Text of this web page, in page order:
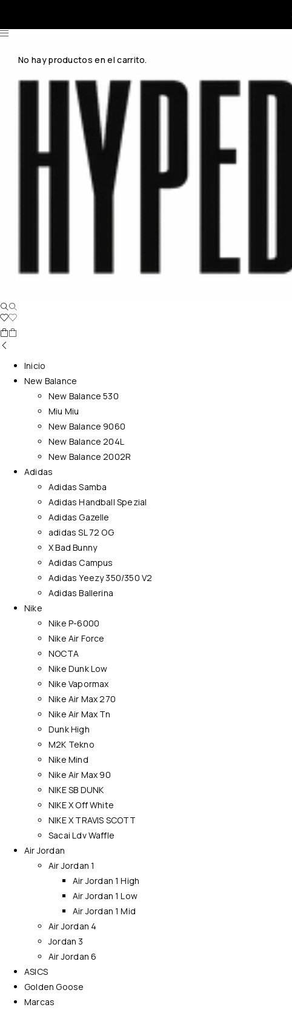
No hay productos en el carrito.
Inicio
New Balance
New Balance 530
Miu Miu
New Balance 9060
New Balance 204L
New Balance 2002R
Adidas
Adidas Samba
Adidas Handball Spezial
Adidas Gazelle
adidas SL 72 OG
X Bad Bunny
Adidas Campus
Adidas Yeezy 350/350 V2
Adidas Ballerina
Nike
Nike P-6000
Nike Air Force
NOCTA
Nike Dunk Low
Nike Vapormax
Nike Air Max 270
Nike Air Max Tn
Dunk High
M2K Tekno
Nike Mind
Nike Air Max 90
NIKE SB DUNK
NIKE X Off White
NIKE X TRAVIS SCOTT
Sacai Ldv Waffle
Air Jordan
Air Jordan 1
Air Jordan 1 High
Air Jordan 1 Low
Air Jordan 1 Mid
Air Jordan 4
Jordan 3
Air Jordan 6
ASICS
Golden Goose
Marcas